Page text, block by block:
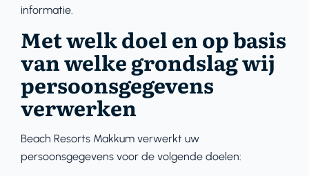
informatie.
Met welk doel en op basis
van welke grondslag wij
persoonsgegevens
verwerken
Beach Resorts Makkum verwerkt uw
persoonsgegevens voor de volgende doelen: